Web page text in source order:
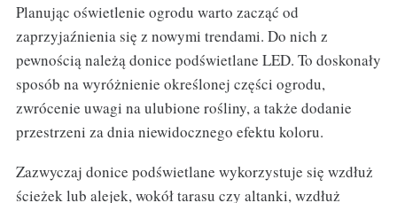
Planując oświetlenie ogrodu warto zacząć od
zaprzyjaźnienia się z nowymi trendami. Do nich z
pewnością należą donice podświetlane LED. To doskonały
sposób na wyróżnienie określonej części ogrodu,
zwrócenie uwagi na ulubione rośliny, a także dodanie
przestrzeni za dnia niewidocznego efektu koloru.
Zazwyczaj donice podświetlane wykorzystuje się wzdłuż
ścieżek lub alejek, wokół tarasu czy altanki, wzdłuż